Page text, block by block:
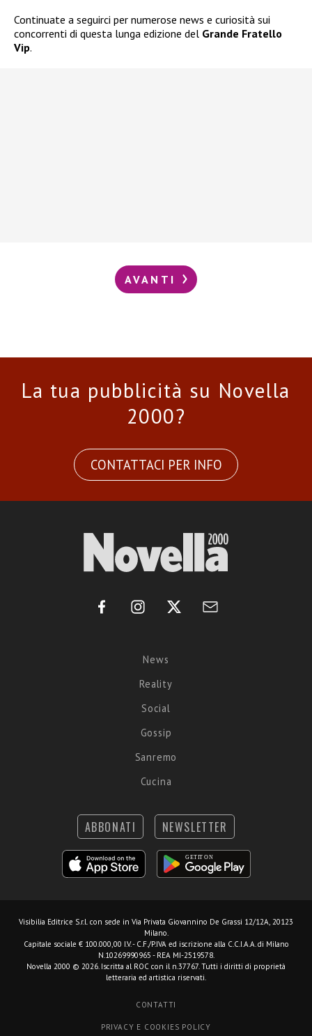
Continuate a seguirci per numerose news e curiosità sui
concorrenti di questa lunga edizione del Grande Fratello
Vip.
AVANTI
La tua pubblicità su Novella
2000?
CONTATTACI PER INFO
News
Reality
Social
Gossip
Sanremo
Cucina
ABBONATI NEWSLETTER
Visibilia Editrice S.r.l. con sede in Via Privata Giovannino De Grassi 12/12A, 20123
Milano.
Capitale sociale € 100.000,00 I.V. - C.F./P.IVA ed iscrizione alla C.C.I.A.A. di Milano
N.10269990965 - REA MI-2519578.
Novella 2000 © 2026. Iscritta al ROC con il n.37767. Tutti i diritti di proprietà
letteraria ed artistica riservati.
CONTATTI
PRIVACY E COOKIES POLICY